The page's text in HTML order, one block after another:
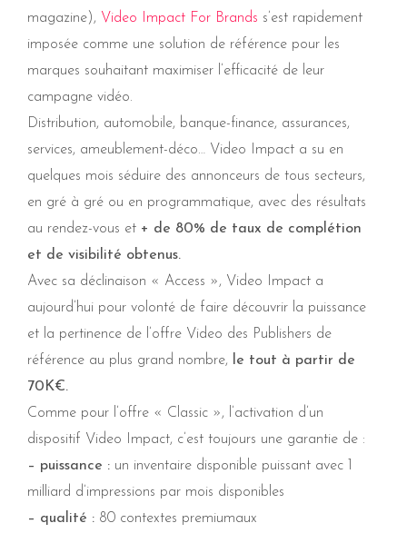
magazine), Video Impact For Brands s’est rapidement
imposée comme une solution de référence pour les
marques souhaitant maximiser l’efficacité de leur
campagne vidéo.
Distribution, automobile, banque-finance, assurances,
services, ameublement-déco… Video Impact a su en
quelques mois séduire des annonceurs de tous secteurs,
en gré à gré ou en programmatique, avec des résultats
au rendez-vous et + de 80% de taux de complétion
et de visibilité obtenus.
Avec sa déclinaison « Access », Video Impact a
aujourd’hui pour volonté de faire découvrir la puissance
et la pertinence de l’offre Video des Publishers de
référence au plus grand nombre,
le tout à partir de
70K€.
Comme pour l’offre « Classic », l’activation d’un
dispositif Video Impact, c’est toujours une garantie de :
– puissance : un inventaire disponible puissant avec 1
milliard d’impressions par mois disponibles
– qualité : 80 contextes premiumaux